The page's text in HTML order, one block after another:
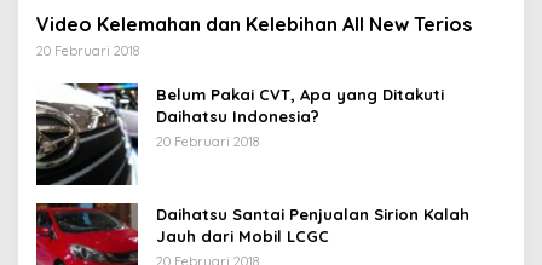
Video Kelemahan dan Kelebihan All New Terios
20 Februari 2018
Belum Pakai CVT, Apa yang Ditakuti
Daihatsu Indonesia?
20 Februari 2018
Daihatsu Santai Penjualan Sirion Kalah
Jauh dari Mobil LCGC
20 Februari 2018